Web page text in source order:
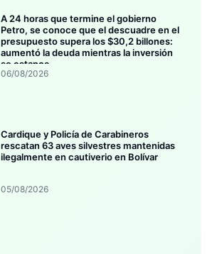
A 24 horas que termine el gobierno
Petro, se conoce que el descuadre en el
presupuesto supera los $30,2 billones:
aumentó la deuda mientras la inversión
se estanca
06/08/2026
Cardique y Policía de Carabineros
rescatan 63 aves silvestres mantenidas
ilegalmente en cautiverio en Bolívar
05/08/2026